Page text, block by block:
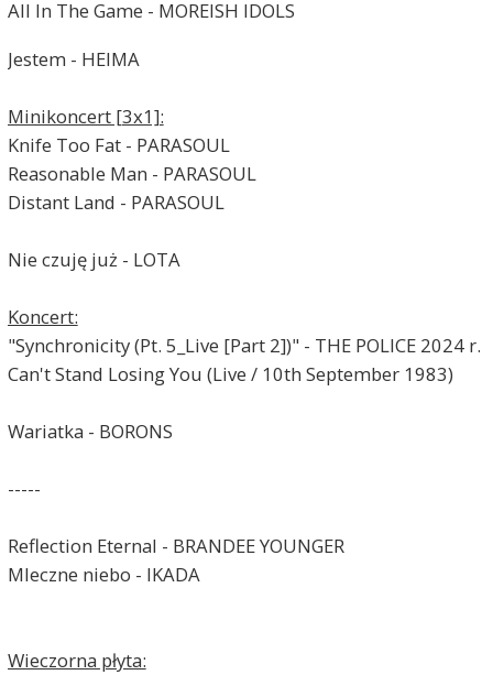
All In The Game - MOREISH IDOLS
Jestem - HEIMA
Minikoncert [3x1]:
Knife Too Fat - PARASOUL
Reasonable Man - PARASOUL
Distant Land - PARASOUL
Nie czuję już - LOTA
Koncert:
"Synchronicity (Pt. 5_Live [Part 2])" - THE POLICE 2024 r.
Can't Stand Losing You (Live / 10th September 1983)
Wariatka - BORONS
-----
Reflection Eternal - BRANDEE YOUNGER
Mleczne niebo - IKADA
Wieczorna płyta: